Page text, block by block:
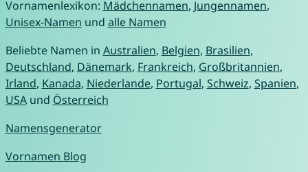
Vornamenlexikon: Mädchennamen, Jungennamen,
Unisex-Namen und alle Namen
Beliebte Namen in Australien, Belgien, Brasilien,
Deutschland, Dänemark, Frankreich, Großbritannien,
Irland, Kanada, Niederlande, Portugal, Schweiz, Spanien,
USAund Österreich
Namensgenerator
Vornamen Blog